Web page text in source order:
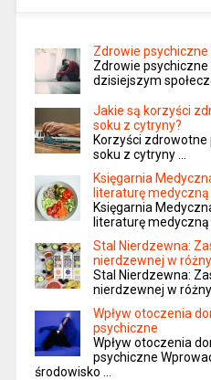
Zdrowie psychiczne
Zdrowie psychiczne
dzisiejszym
Jakie są korzyści
soku z cytryny?
Korzyści zdrowotne
soku z cytryny …
Księgarnia
literaturę medyczną
Księgarnia
literaturę medyczną
Stal Nierdzewna:
nierdzewnej w
Stal Nierdzewna:
nierdzewnej w
Wpływ otoczenia
psychiczne
Wpływ otoczenia
psychiczne
środowisko …